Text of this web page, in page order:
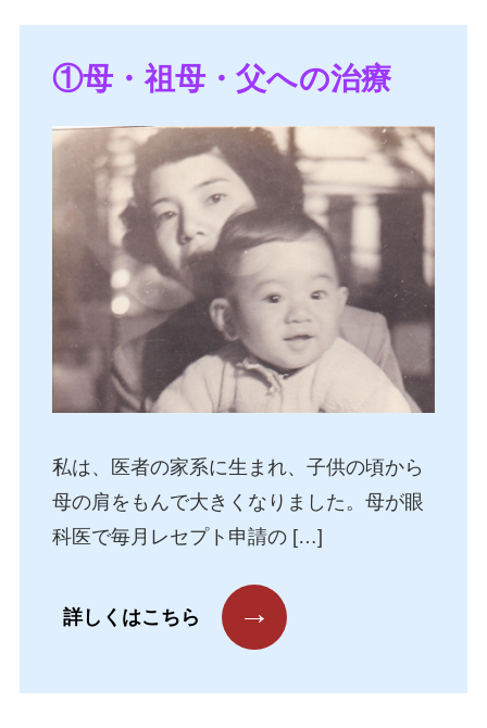
①母・祖母・父への治療
私は、医者の家系に生まれ、子供の頃から
母の肩をもんで大きくなりました。母が眼
科医で毎月レセプト申請の […]
詳しくはこちら →